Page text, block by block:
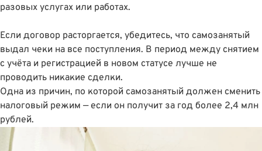
разовых услугах или работах.
Если договор расторгается, убедитесь, что самозанятый
выдал чеки на все поступления. В период между снятием
с учëта и регистрацией в новом статусе лучше не
проводить никакие сделки.
Одна из причин, по которой самозанятый должен сменить
налоговый режим — если он получит за год более 2,4 млн
рублей.